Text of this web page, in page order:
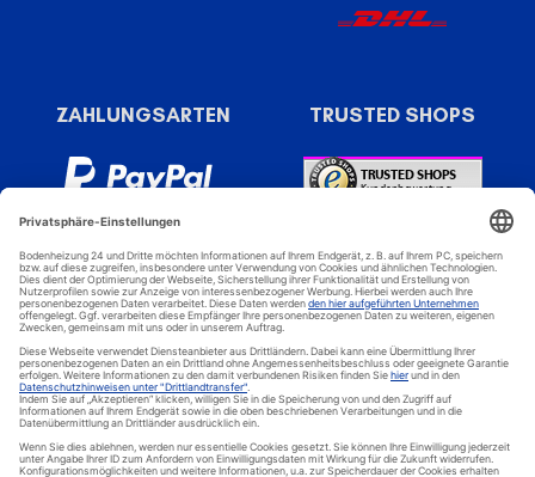
ZAHLUNGSARTEN TRUSTED SHOPS